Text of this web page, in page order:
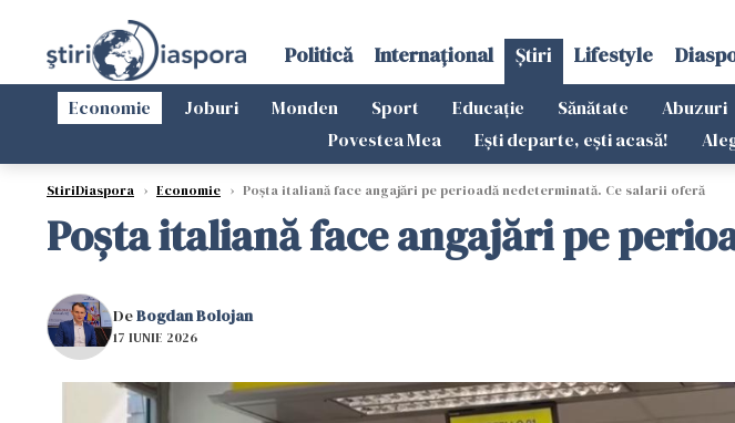
Politică Internațional Știri Lifestyle
Economie Joburi Monden Sport Educație Sănătate Abuzuri
Povestea Mea
Ești departe, ești acasă!
StiriDiaspora › Economie › Poșta italiană face angajări pe perioadă nedeterminată. Ce salarii oferă
Poșta italiană face angajări pe
DeBogdan Bolojan
17 IUNIE 2026